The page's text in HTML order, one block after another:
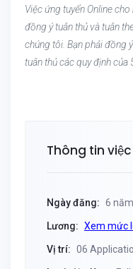
Việc ứng tuyển Online
đồng ý tuân thủ và tuân
chúng tôi. Bạn phải đồng
tuân thủ các quy định của
Thông tin
Ngày đăng: 6
Lương: Xem mức
Vị trí: 06